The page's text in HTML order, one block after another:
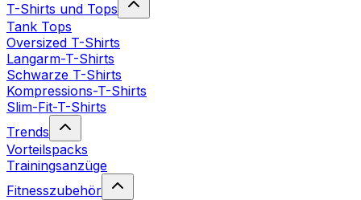
T-Shirts und Tops
Tank Tops
Oversized T-Shirts
Langarm-T-Shirts
Schwarze T-Shirts
Kompressions-T-Shirts
Slim-Fit-T-Shirts
Trends
Vorteilspacks
Trainingsanzüge
Fitnesszubehör